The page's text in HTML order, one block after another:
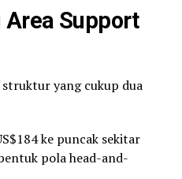
Area Support
yang cukup dua
ke puncak sekitar
pola head-and-